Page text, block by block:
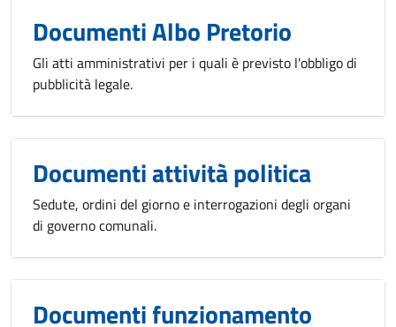
Documenti Albo Pretorio
Gli atti amministrativi per i quali è previsto l'obbligo di
pubblicità legale.
Documenti attività politica
Sedute, ordini del giorno e interrogazioni degli organi
di governo comunali.
Documenti funzionamento